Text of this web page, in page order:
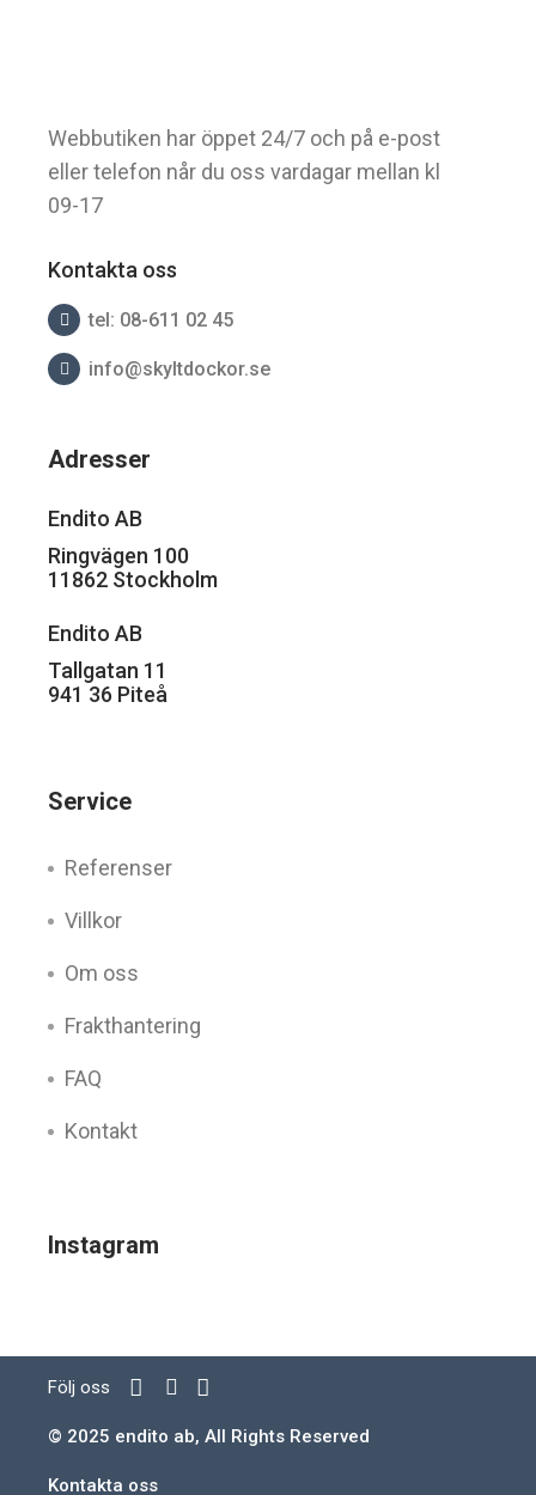
Webbutiken har öppet 24/7 och på e-post
eller telefon når du oss vardagar mellan kl
09-17
Kontakta oss
tel: 08-611 02 45
info@skyltdockor.se
Adresser
Endito AB
Ringvägen 100
11862 Stockholm
Endito AB
Tallgatan 11
941 36 Piteå
Service
Referenser
Villkor
Om oss
Frakthantering
FAQ
Kontakt
Instagram
Följ oss
© 2025 endito ab, All Rights Reserved
Kontakta oss